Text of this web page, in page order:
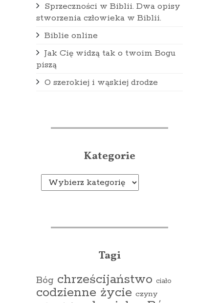
Sprzeczności w Biblii. Dwa opisy
stworzenia człowieka w Biblii.
Biblie online
Jak Cię widzą tak o twoim Bogu
piszą
O szerokiej i wąskiej drodze
Kategorie
Kategorie
Tagi
Bóg chrześcijaństwo ciało
codzienne życie czyny